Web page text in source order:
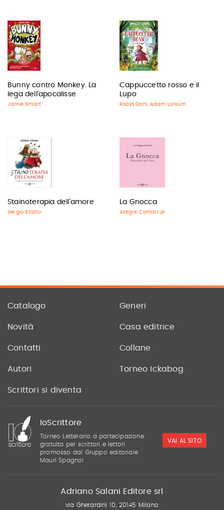
Bunny contro Monkey. La
lega dell'apocalisse
Jamie Smart
Cappuccetto rosso e il
Lupo
Roald Dahl , Adam Larkum
Stainoterapia dell'amore
Sergio Staino
La Gnocca
Allegre Comari Le
Catalogo Generi
Novità Casa editrice
Contatti Collane
Autori Torneo Ickabog
Scrittori si diventa
IoScrittore
Torneo Letterario a partecipazione
gratuita per scrittori e lettori
promosso dal Gruppo editoriale
Mauri Spagnol
VAI AL SITO
Adriano Salani Editore srl
via Gherardini 10, 20145 Milano